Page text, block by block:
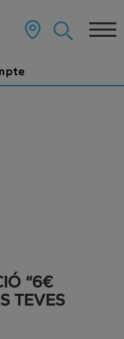
DIGITAL?
“6€
TEVES